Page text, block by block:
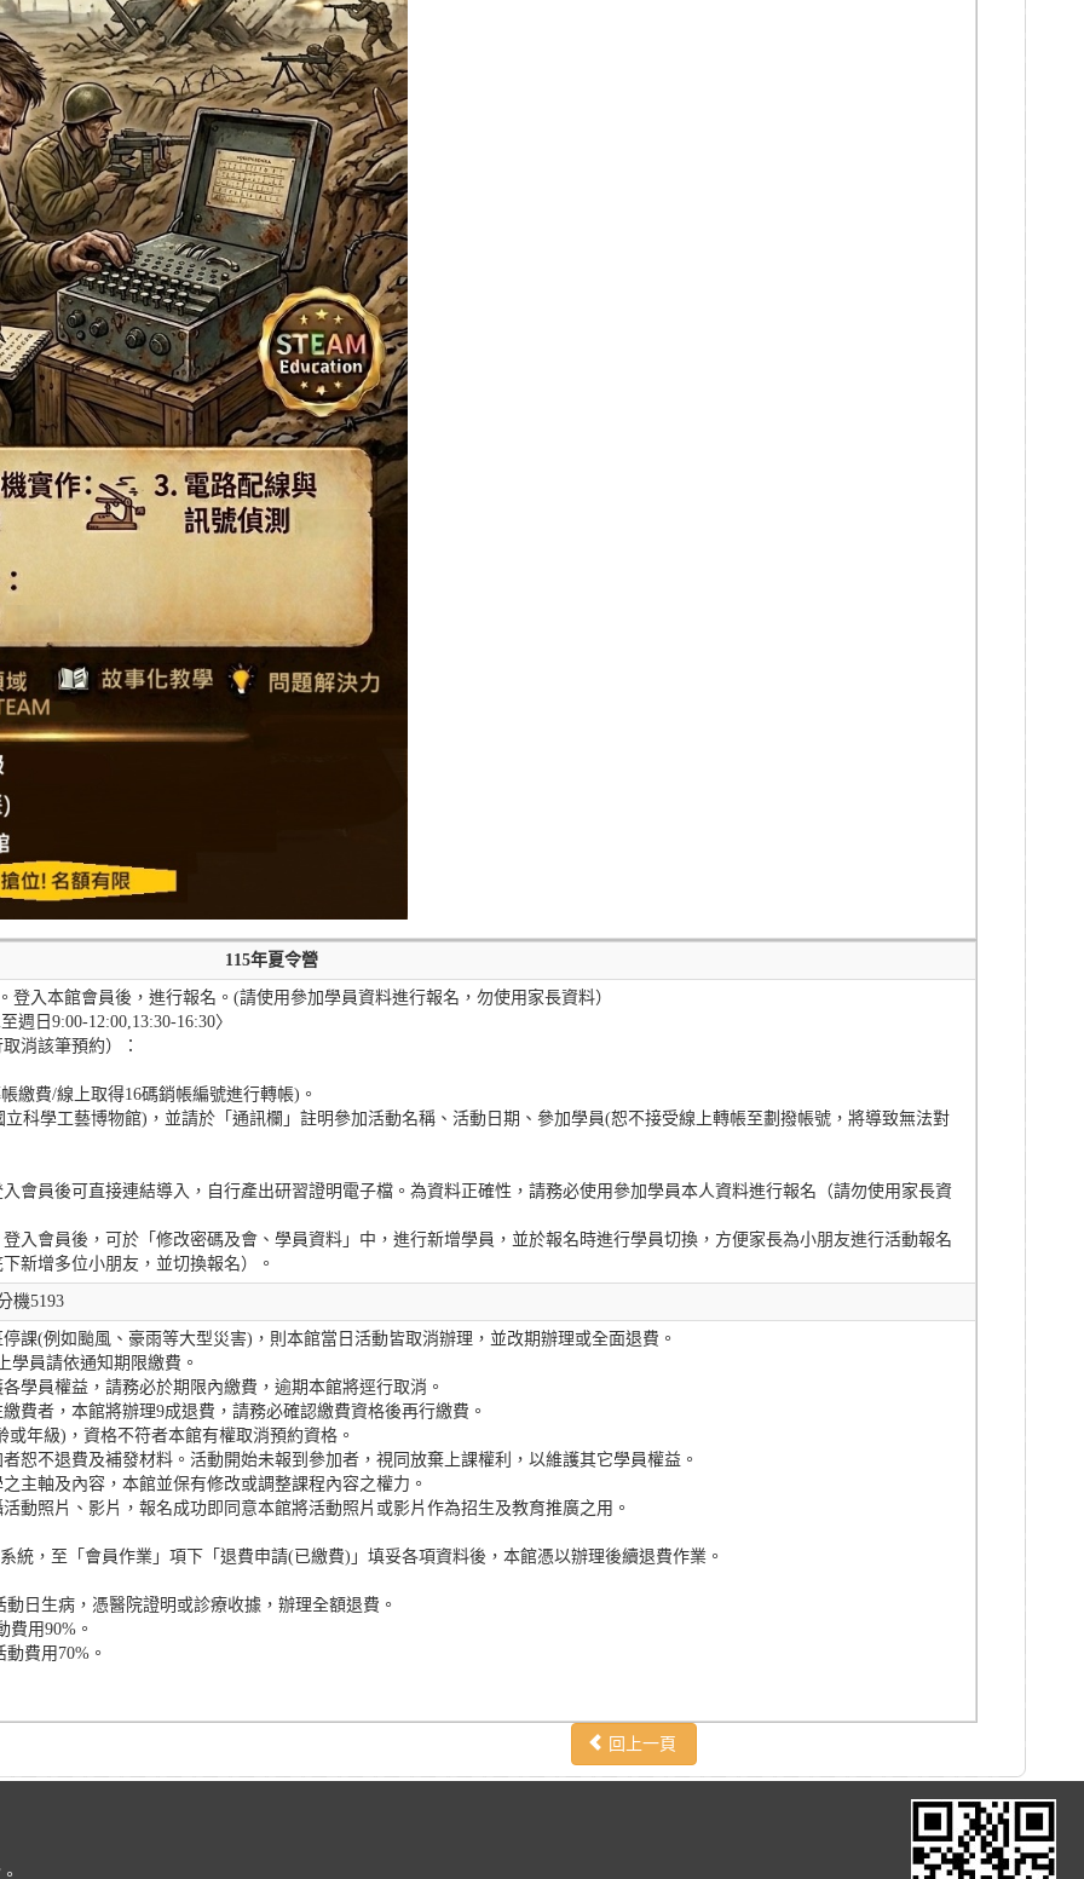
115年夏令營
登入本館會員後，進行報名。(請使用參加學員資料進行報名，勿使用家長資料）
週日9:00-12:00,13:30-16:30〉
消該筆預約）：
繳費/線上取得16碼銷帳編號進行轉帳)。
立科學工藝博物館)，並請於「通訊欄」註明參加活動名稱、活動日期、參加學員(恕不接受線上轉帳至劃撥帳號，將導致無法對
會員後可直接連結導入，自行產出研習證明電子檔。為資料正確性，請務必使用參加學員本人資料進行報名（請勿使用家長資
入會員後，可於「修改密碼及會、學員資料」中，進行新增學員，並於報名時進行學員切換，方便家長為小朋友進行活動報名
新增多位小朋友，並切換報名）。
機5193
課(例如颱風、豪雨等大型災害)，則本館當日活動皆取消辦理，並改期辦理或全面退費。
學員請依通知期限繳費。
學員權益，請務必於期限內繳費，逾期本館將逕行取消。
費者，本館將辦理9成退費，請務必確認繳費資格後再行繳費。
年級)，資格不符者本館有權取消預約資格。
恕不退費及補發材料。活動開始未報到參加者，視同放棄上課權利，以維護其它學員權益。
主軸及內容，本館並保有修改或調整課程內容之權力。
動照片、影片，報名成功即同意本館將活動照片或影片作為招生及教育推廣之用。
統，至「會員作業」項下「退費申請(已繳費)」填妥各項資料後，本館憑以辦理後續退費作業。
日生病，憑醫院證明或診療收據，辦理全額退費。
用90%。
費用70%。
回上一頁